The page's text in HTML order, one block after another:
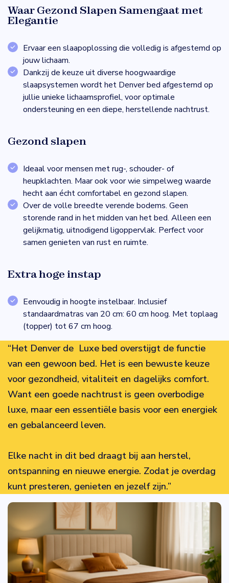
Waar Gezond Slapen Samengaat met
Elegantie
Ervaar een slaapoplossing die volledig is afgestemd op
jouw lichaam.
Dankzij de keuze uit diverse hoogwaardige
slaapsystemen wordt het Denver bed afgestemd op
jullie unieke lichaamsprofiel, voor optimale
ondersteuning en een diepe, herstellende nachtrust.
Gezond slapen
Ideaal voor mensen met rug-, schouder- of
heupklachten. Maar ook voor wie simpelweg waarde
hecht aan écht comfortabel en gezond slapen.
Over de volle breedte verende bodems. Geen
storende rand in het midden van het bed. Alleen een
gelijkmatig, uitnodigend ligoppervlak. Perfect voor
samen genieten van rust en ruimte.
Extra hoge instap
Eenvoudig in hoogte instelbaar. Inclusief
standaardmatras van 20 cm: 60 cm hoog. Met toplaag
(topper) tot 67 cm hoog.
“Het Denver de Luxe bed overstijgt de functie
van een gewoon bed. Het is een bewuste keuze
voor gezondheid, vitaliteit en dagelijks comfort.
Want een goede nachtrust is geen overbodige
luxe, maar een essentiële basis voor een energiek
en gebalanceerd leven.
Elke nacht in dit bed draagt bij aan herstel,
ontspanning en nieuwe energie. Zodat je overdag
kunt presteren, genieten en jezelf zijn.”